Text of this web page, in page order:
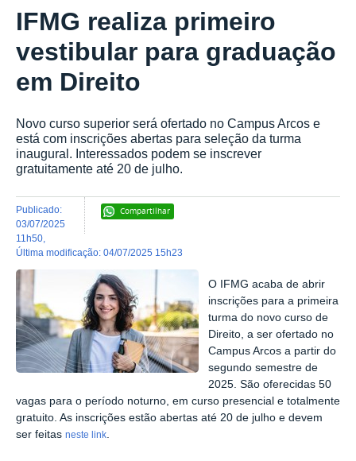
IFMG realiza primeiro
vestibular para graduação
em Direito
Novo curso superior será ofertado no Campus Arcos e
está com inscrições abertas para seleção da turma
inaugural. Interessados podem se inscrever
gratuitamente até 20 de julho.
Compartilhar
publicado:
03/07/2025
11h50
última modificação: 04/07/2025 15h23
O IFMG acaba de abrir
inscrições para a primeira
turma do novo curso de
Direito, a ser ofertado no
Campus Arcos a partir do
segundo semestre de
2025. São oferecidas 50
vagas para o período noturno, em curso presencial e totalmente
gratuito. As inscrições estão abertas até 20 de julho e devem
ser feitas neste link.